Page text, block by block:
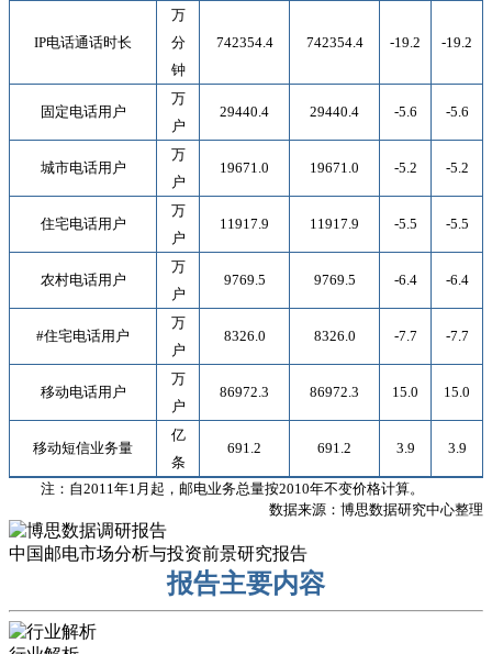
IP电话通话时长
万
分
钟
742354.4 742354.4 -19.2 -19.2
固定电话用户
万
户
29440.4 29440.4 -5.6 -5.6
城市电话用户
万
户
19671.0 19671.0 -5.2 -5.2
住宅电话用户
万
户
11917.9 11917.9 -5.5 -5.5
农村电话用户
万
户
9769.5 9769.5 -6.4 -6.4
#住宅电话用户
万
户
8326.0 8326.0 -7.7 -7.7
移动电话用户
万
户
86972.3 86972.3 15.0 15.0
移动短信业务量
亿
条
691.2 691.2 3.9 3.9
注：自2011 年1 月起，邮电业务总量按2010年不变价格计算。
数据来源：博思数据研究中心整理
中国邮电市场分析与投资前景研究报告
报告主要内容